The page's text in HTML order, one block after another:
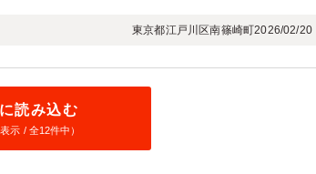
東京都江戸川区南篠崎町2026/02/20
読み込む
示 / 全12件中）